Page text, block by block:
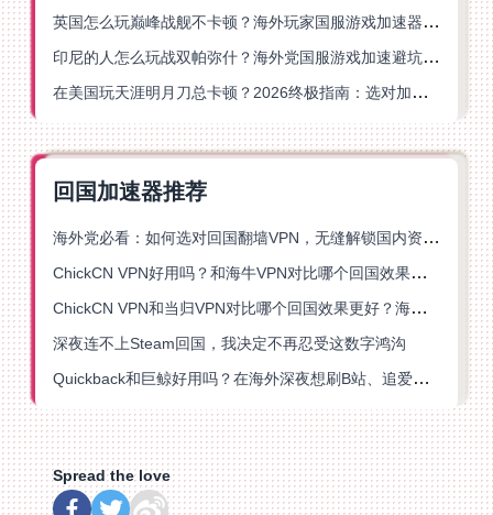
英国怎么玩巅峰战舰不卡顿？海外玩家国服游戏加速器终极指南
印尼的人怎么玩战双帕弥什？海外党国服游戏加速避坑指南
在美国玩天涯明月刀总卡顿？2026终极指南：选对加速器让你丝滑连招
回国加速器推荐
海外党必看：如何选对回国翻墙VPN，无缝解锁国内资源？
ChickCN VPN好用吗？和海牛VPN对比哪个回国效果更好？
ChickCN VPN和当归VPN对比哪个回国效果更好？海外党亲测后选了它
深夜连不上Steam回国，我决定不再忍受这数字鸿沟
Quickback和巨鲸好用吗？在海外深夜想刷B站、追爱奇艺的你，或许正需要这份答案
Spread the love